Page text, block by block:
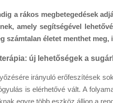
a rákos megbetegedések
amely segítségével
számtalan életet menthet
új lehetőségek a
irányuló erőfeszítések
is elérhetővé vált.A